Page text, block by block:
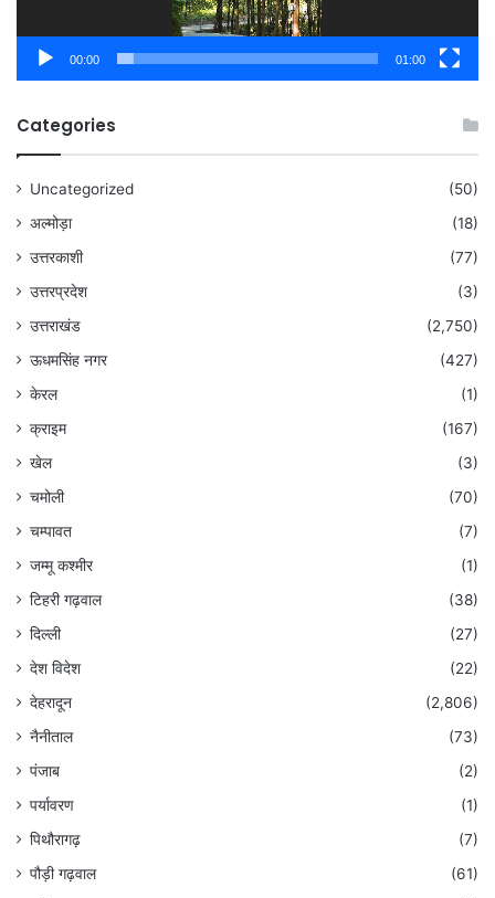
00:00 01:00
Categories
Uncategorized
(50)
अल्मोड़ा
(18)
उत्तरकाशी
(77)
उत्तरप्रदेश
(3)
उत्तराखंड
(2,750)
ऊधमसिंह नगर
(427)
केरल
(1)
क्राइम
(167)
खेल
(3)
चमोली
(70)
चम्पावत
(7)
जम्मू कश्मीर
(1)
टिहरी गढ़वाल
(38)
दिल्ली
(27)
देश विदेश
(22)
देहरादून
(2,806)
नैनीताल
(73)
पंजाब
(2)
पर्यावरण
(1)
पिथौरागढ़
(7)
पौड़ी गढ़वाल
(61)